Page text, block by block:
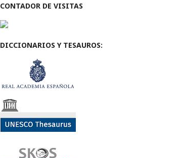
CONTADOR DE VISITAS
DICCIONARIOS Y TESAUROS: